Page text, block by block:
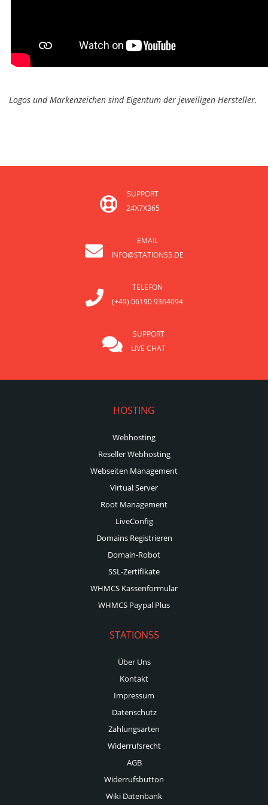
Logos und Markenzeichen sind Eigentum der jeweiligen Hersteller.
SUPPORT
24X7X365
EMAIL
INFO@STATION55.DE
TELEFON
(+49) 06190 9364094
SUPPORT
LIVE CHAT
HOSTING
Webhosting
Reseller Webhosting
Webseiten Management
Virtual Server
Root Management
LiveConfig
Domains Registrieren
Domain-Robot
SSL-Zertifikate
WHMCS Kassenformular
WHMCS Paypal Plus
STATION55
Über Uns
Kontakt
Impressum
Datenschutz
Zahlungsarten
Widerrufsrecht
AGB
Widerrufsbutton
Wiki Datenbank